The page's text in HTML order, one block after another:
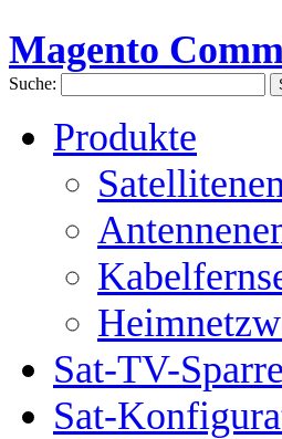
Magento
Suche:
Produkte
Sat-TV-
Sat-